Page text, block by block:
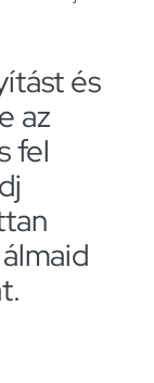
és
az
fel